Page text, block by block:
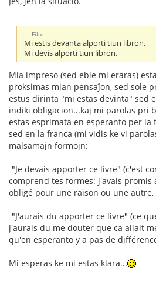
Filu:
Mi estis devanta alporti tiun libron.
Mi devis alporti tiun libron.
Mia impreso (sed eble mi eraras)
proksimas mian pensaĵon, sed sole
estus dirinta "mi estas devinta" sed
indiki obligacion...kaj mi parolas pri
estas esprimata en esperanto per la
sed en la franca (mi vidis ke vi
malsamajn formojn:
-"Je devais apporter ce livre" (c'est
comprend tes formes: j'avais promis
obligé pour une raison ou une autre,
-"J'aurais du apporter ce livre" (ce
j'aurais du me douter que ca allait
qu'en esperanto y a pas de
Mi esperas ke mi estas klara...